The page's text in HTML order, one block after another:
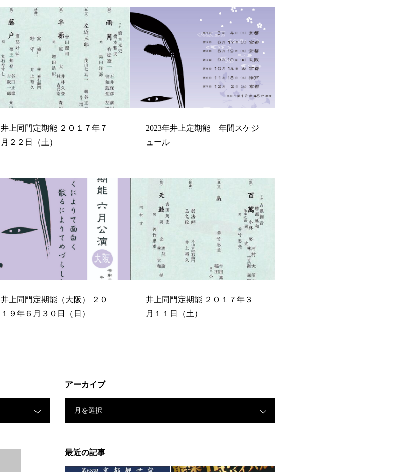
井上同門定期能 ２０１７年７
月２２日（土）
2023年井上定期能 年間スケジ
ュール
井上同門定期能（大阪） ２０
１９年６月３０日（日）
井上同門定期能 ２０１７年３
月１１日（土）
アーカイブ
月を選択
最近の記事